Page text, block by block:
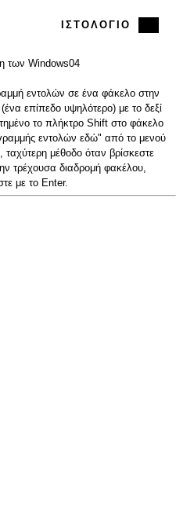
ΙΣΤΟΛΌΓΙΟ
των Windows04
εντολών σε ένα φάκελο στην
επίπεδο υψηλότερο) με το δεξί
το πλήκτρο Shift στο φάκελο
εντολών εδώ" από το μενού
μέθοδο όταν βρίσκεστε
τρέχουσα διαδρομή φακέλου,
με το Enter.